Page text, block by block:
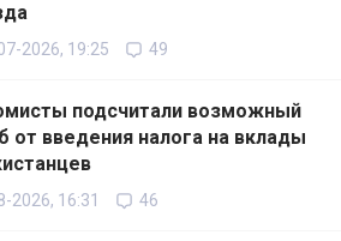
2026, 19:25 49
подсчитали возможный
от введения налога на вклады
2026, 16:31 46